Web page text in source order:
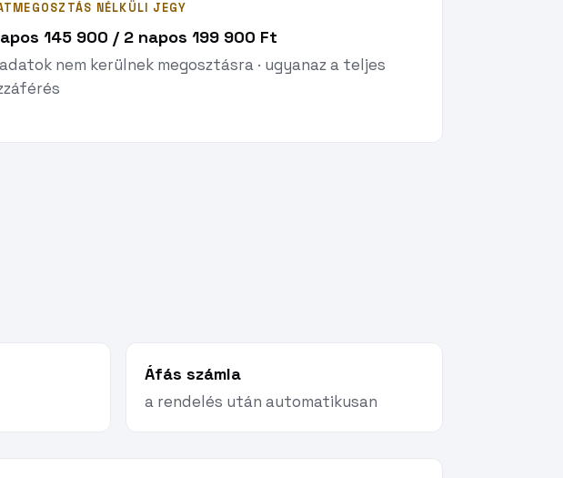
NÉLKÜLI JEGY
145 900 / 2 napos 199 900 Ft
nem kerülnek megosztásra · ugyanaz a teljes
Áfás számla
a rendelés után automatikusan